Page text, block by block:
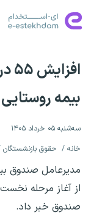
بیمه روستایی
سه‌شنبه ۰۵ خرداد ۱۴۰۵
خانه
حقوق بازنشستگان
مدیرعامل صندوق
از آغاز مرحله
صندوق خبر داد.